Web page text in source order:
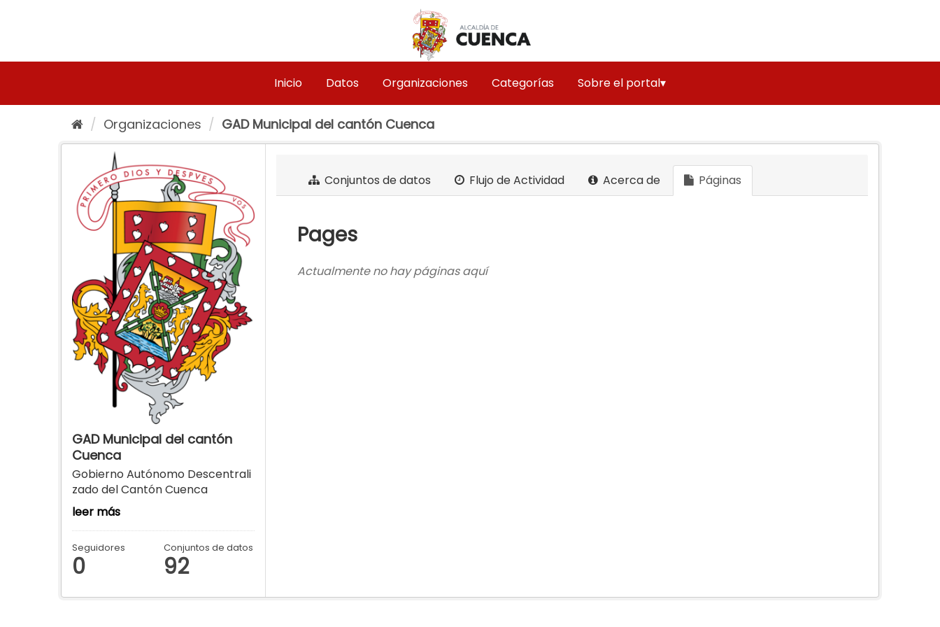
Inicio Datos Organizaciones Categorías Sobre el portal▾
Organizaciones GAD Municipal del cantón Cuenca
GAD Municipal del cantón
Cuenca
Gobierno Autónomo Descentrali
zado del Cantón Cuenca
leer más
Seguidores
0
Conjuntos de datos
92
Conjuntos de datos Flujo de Actividad Acerca de Páginas
Pages
Actualmente no hay páginas aquí